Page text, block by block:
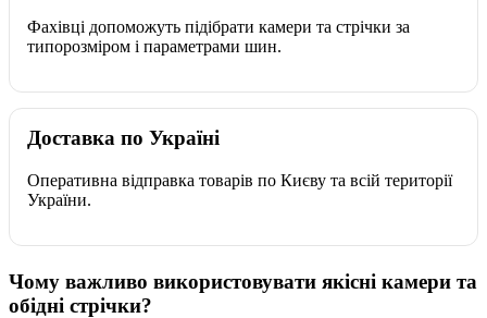
Фахівці допоможуть підібрати камери та стрічки за
типорозміром і параметрами шин.
Доставка по Україні
Оперативна відправка товарів по Києву та всій території
України.
Чому важливо використовувати якісні камери та
обідні стрічки?